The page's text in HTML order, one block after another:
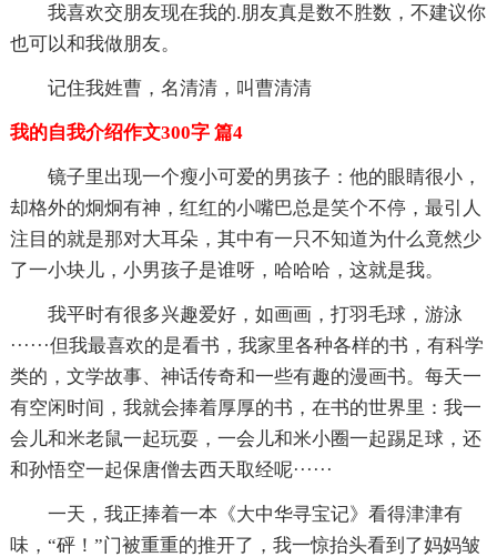
我喜欢交朋友现在我的.朋友真是数不胜数，不建议你
也可以和我做朋友。
记住我姓曹，名清清，叫曹清清
我的自我介绍作文300字 篇4
镜子里出现一个瘦小可爱的男孩子：他的眼睛很小，
却格外的炯炯有神，红红的小嘴巴总是笑个不停，最引人
注目的就是那对大耳朵，其中有一只不知道为什么竟然少
了一小块儿，小男孩子是谁呀，哈哈哈，这就是我。
我平时有很多兴趣爱好，如画画，打羽毛球，游泳
······但我最喜欢的是看书，我家里各种各样的书，有科学
类的，文学故事、神话传奇和一些有趣的漫画书。每天一
有空闲时间，我就会捧着厚厚的书，在书的世界里：我一
会儿和米老鼠一起玩耍，一会儿和米小圈一起踢足球，还
和孙悟空一起保唐僧去西天取经呢······
一天，我正捧着一本《大中华寻宝记》看得津津有
味，“砰！”门被重重的推开了，我一惊抬头看到了妈妈皱